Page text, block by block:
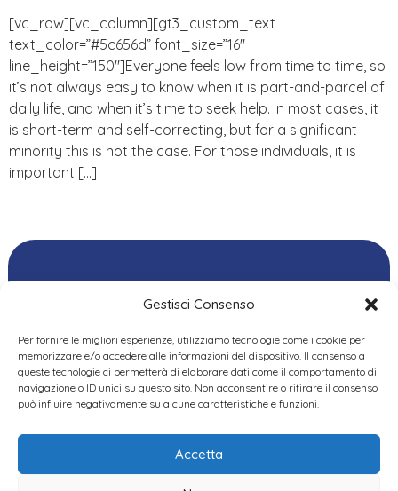
Gestisci Consenso
Per fornire le migliori esperienze, utilizziamo tecnologie come i cookie per
memorizzare e/o accedere alle informazioni del dispositivo. Il consenso a
queste tecnologie ci permetterà di elaborare dati come il comportamento di
navigazione o ID unici su questo sito. Non acconsentire o ritirare il consenso
può influire negativamente su alcune caratteristiche e funzioni.
Accetta
[vc_row][vc_column][gt3_custom_text
text_color=”#5c656d” font_size=”16″
line_height=”150″]Everyone feels low from time to time, so
it’s not always easy to know when it is part-and-parcel of
daily life, and when it’s time to seek help. In most cases, it
is short-term and self-correcting, but for a significant
minority this is not the case. For those individuals, it is
important […]
Privacy Policy|Cookie
Policy|Dichiarazione
Ordine delle
Psicologhe e degli
Psicologi del Piemonte
VIA GIANNONE 8A – 10121
TEL: